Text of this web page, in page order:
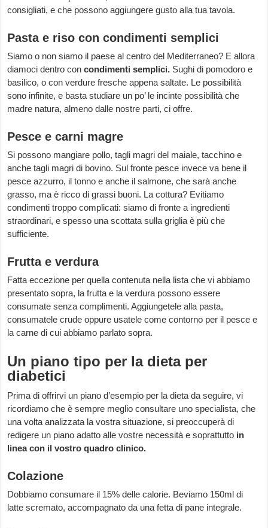
consigliati, e che possono aggiungere gusto alla tua tavola.
Pasta e riso con condimenti semplici
Siamo o non siamo il paese al centro del Mediterraneo? E allora
diamoci dentro concondimenti semplici. Sughi di pomodoro e
basilico, o con verdure fresche appena saltate. Le possibilità
sono infinite, e basta studiare un po’ le incinte possibilità che
madre natura, almeno dalle nostre parti, ci offre.
Pesce e carni magre
Si possono mangiare pollo, tagli magri del maiale, tacchino e
anche tagli magri di bovino. Sul fronte pesce invece va bene il
pesce azzurro, il tonno e anche il salmone, che sarà anche
grasso, ma è ricco di grassi buoni. La cottura? Evitiamo
condimenti troppo complicati: siamo di fronte a ingredienti
straordinari, e spesso una scottata sulla griglia è più che
sufficiente.
Frutta e verdura
Fatta eccezione per quella contenuta nella lista che vi abbiamo
presentato sopra, la frutta e la verdura possono essere
consumate senza complimenti. Aggiungetele alla pasta,
consumatele crude oppure usatele come contorno per il pesce e
la carne di cui abbiamo parlato sopra.
Un piano tipo per la dieta per
diabetici
Prima di offrirvi un piano d’esempio per la dieta da seguire, vi
ricordiamo che è sempre meglio consultare uno specialista, che
una volta analizzata la vostra situazione, si preoccuperà di
redigere un piano adatto alle vostre necessità e soprattutto in
linea con il vostro quadro clinico.
Colazione
Dobbiamo consumare il 15% delle calorie. Beviamo 150ml di
latte scremato, accompagnato da una fetta di pane integrale.